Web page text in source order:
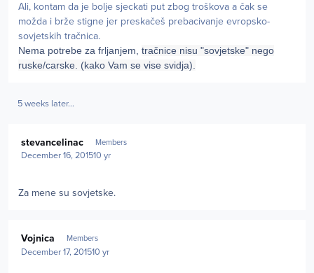
Ali, kontam da je bolje sjeckati put zbog troškova a čak se
možda i brže stigne jer preskačeš prebacivanje evropsko-
sovjetskih tračnica.
Nema potrebe za frljanjem, tračnice nisu "sovjetske" nego
ruske/carske. (kako Vam se vise svidja).
5 weeks later...
stevancelinac Members
December 16, 201510 yr
Za mene su sovjetske.
Vojnica Members
December 17, 201510 yr